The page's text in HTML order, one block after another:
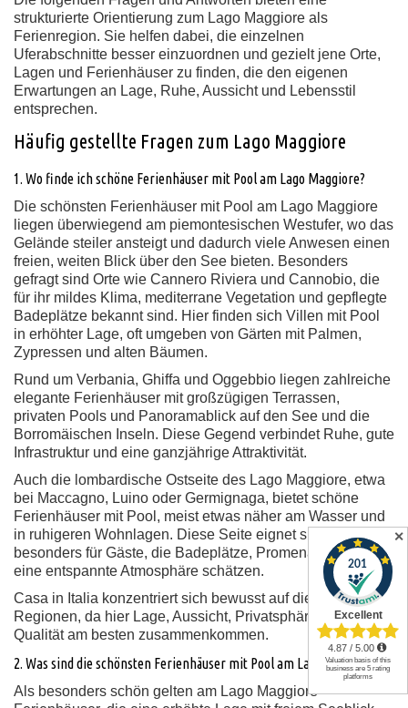
strukturierte Orientierung zum Lago Maggiore als
Ferienregion. Sie helfen dabei, die einzelnen
Uferabschnitte besser einzuordnen und gezielt jene Orte,
Lagen und Ferienhäuser zu finden, die den eigenen
Erwartungen an Lage, Ruhe, Aussicht und Lebensstil
entsprechen.
Häufig gestellte Fragen zum Lago Maggiore
1. Wo finde ich schöne Ferienhäuser mit Pool am Lago Maggiore?
Die schönsten Ferienhäuser mit Pool am Lago Maggiore
liegen überwiegend am piemontesischen Westufer, wo das
Gelände steiler ansteigt und dadurch viele Anwesen einen
freien, weiten Blick über den See bieten. Besonders
gefragt sind Orte wie Cannero Riviera und Cannobio, die
für ihr mildes Klima, mediterrane Vegetation und gepflegte
Badeplätze bekannt sind. Hier finden sich Villen mit Pool
in erhöhter Lage, oft umgeben von Gärten mit Palmen,
Zypressen und alten Bäumen.
Rund um Verbania, Ghiffa und Oggebbio liegen zahlreiche
elegante Ferienhäuser mit großzügigen Terrassen,
privaten Pools und Panoramablick auf den See und die
Borromäischen Inseln. Diese Gegend verbindet Ruhe, gute
Infrastruktur und eine ganzjährige Attraktivität.
Auch die lombardische Ostseite des Lago Maggiore, etwa
bei Maccagno, Luino oder Germignaga, bietet schöne
Ferienhäuser mit Pool, meist etwas näher am Wasser und
in ruhigeren Wohnlagen. Diese Seite eignet sich
besonders für Gäste, die Badeplätze, Promenaden und
eine entspannte Atmosphäre schätzen.
Casa in Italia konzentriert sich bewusst auf diese
Regionen, da hier Lage, Aussicht, Privatsphäre und
Qualität am besten zusammenkommen.
2. Was sind die schönsten Ferienhäuser mit Pool am Lago Maggiore?
Als besonders schön gelten am Lago Maggiore
✕